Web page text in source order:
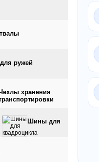
ружей
хранения
Шины для